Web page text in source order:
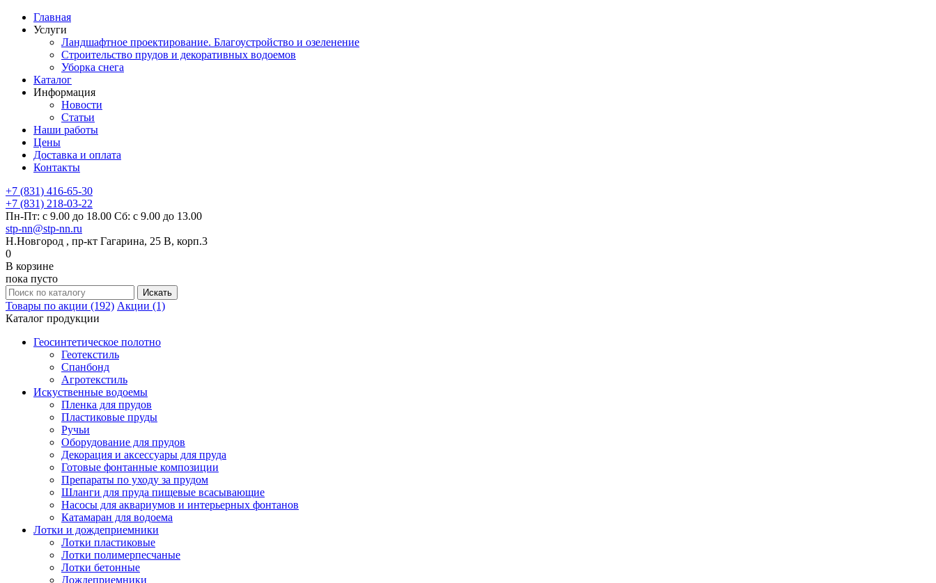
Главная
Услуги
Ландшафтное проектирование. Благоустройство и озеленение
Строительство прудов и декоративных водоемов
Уборка снега
Каталог
Информация
Новости
Статьи
Наши работы
Цены
Доставка и оплата
Контакты
+7 (831) 416-65-30
+7 (831) 218-03-22
Пн-Пт: с 9.00 до 18.00 Сб: с 9.00 до 13.00
stp-nn@stp-nn.ru
Н.Новгород , пр-кт Гагарина, 25 В, корп.3
0
В корзине
пока пусто
Товары по акции (192) Акции (1)
Каталог продукции
Геосинтетическое полотно
Геотекстиль
Спанбонд
Агротекстиль
Искуственные водоемы
Пленка для прудов
Пластиковые пруды
Ручьи
Оборудование для прудов
Декорация и аксессуары для пруда
Готовые фонтанные композиции
Препараты по уходу за прудом
Шланги для пруда пищевые всасывающие
Насосы для аквариумов и интерьерных фонтанов
Катамаран для водоема
Лотки и дождеприемники
Лотки пластиковые
Лотки полимерпесчаные
Лотки бетонные
Дождеприемники